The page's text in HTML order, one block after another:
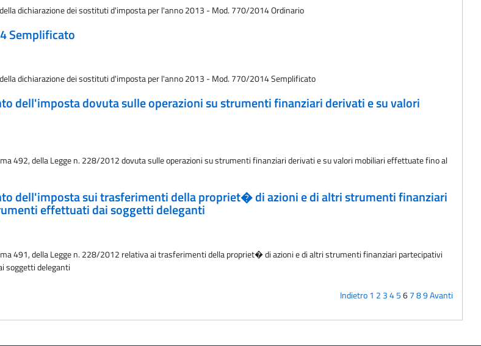
dichiarazione dei sostituti d'imposta per l'anno 2013 - Mod. 770/2014 Ordinario
Semplificato
dichiarazione dei sostituti d'imposta per l'anno 2013 - Mod. 770/2014 Semplificato
dell'imposta dovuta sulle operazioni su strumenti finanziari derivati e su valori
492, della Legge n. 228/2012 dovuta sulle operazioni su strumenti finanziari derivati e su valori mobiliari effettuate fino al
dell'imposta sui trasferimenti della propriet� di azioni e di altri strumenti finanziari
effettuati dai soggetti deleganti
491, della Legge n. 228/2012 relativa ai trasferimenti della propriet� di azioni e di altri strumenti finanziari partecipativi
soggetti deleganti
Indietro1 2 3456789Avanti